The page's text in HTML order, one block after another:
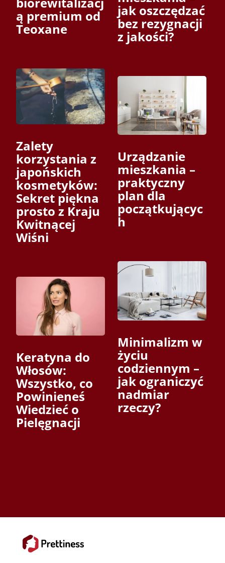
ą premium od
Teoxane
Zalety
korzystania z
japońskich
kosmetyków:
Sekret piękna
prosto z Kraju
Kwitnącej
Wiśni
Keratyna do
Włosów:
Wszystko, co
Powinieneś
Wiedzieć o
Pielęgnacji
jak oszczędzać
bez rezygnacji
z jakości?
Urządzanie
mieszkania –
praktyczny
plan dla
początkującyc
h
Minimalizm w
życiu
codziennym –
jak ograniczyć
nadmiar
rzeczy?